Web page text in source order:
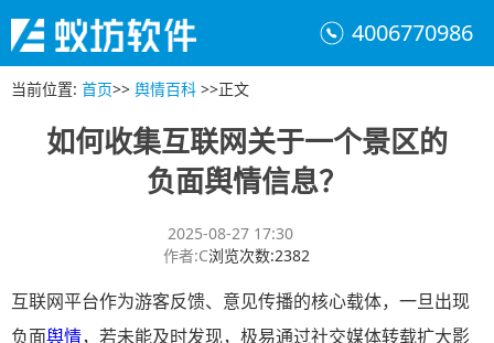
4006770986
当前位置: 首页>> 舆情百科 >>正文
如何收集互联网关于一个景区的
负面舆情信息？
2025-08-27 17:30
作者:C浏览次数:2382
互联网平台作为游客反馈、意见传播的核心载体，一旦出现
负面舆情，若未能及时发现，极易通过社交媒体转载扩大影